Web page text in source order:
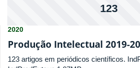
123
2020
Produção Intelectual 2019-
123 artigos em periódicos científicos.